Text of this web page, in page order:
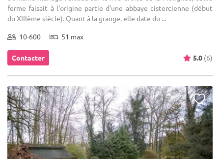
ferme faisait à l'origine partie d'une abbaye cistercienne (début
du XIIIème siècle). Quant à la grange, elle date du ...
10-600 51 max
Contacter 5.0 (6)